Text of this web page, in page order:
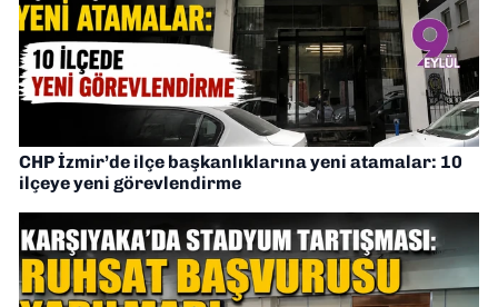
CHP İzmir’de ilçe başkanlıklarına yeni atamalar: 10
ilçeye yeni görevlendirme